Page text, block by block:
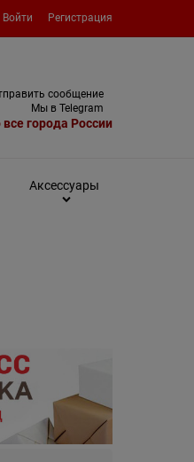
Войти Регистрация
сообщение
Мы в Telegram
города России
Аксессуары